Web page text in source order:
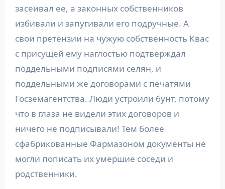
засеивал ее, а законных собственников
избивали и запугивали его подручные. А
свои претензии на чужую собственность Квас
с присущей ему наглостью подтверждал
поддельными подписями селян, и
поддельными же договорами с печатями
Госземагентства. Люди устроили бунт, потому
что в глаза не видели этих договоров и
ничего не подписывали! Тем более
сфабрикованные Фармазоном документы не
могли пописать их умершие соседи и
родственники.